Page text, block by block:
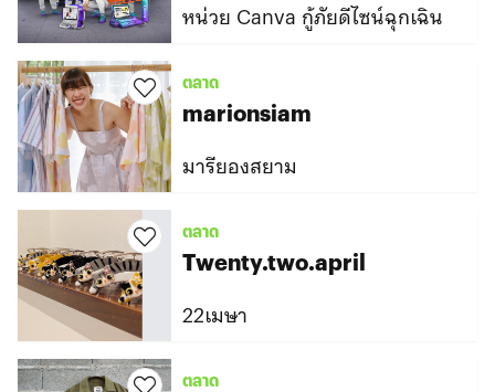
หน่วย Canva กู้ภัยดีไซน์ฉุกเฉิน
ตลาด
marionsiam
มารียองสยาม
ตลาด
Twenty.two.april
22เมษา
ตลาด